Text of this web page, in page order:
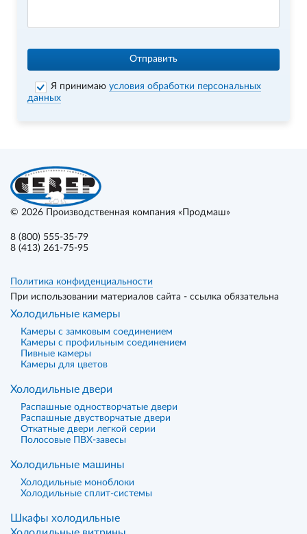
Отправить
Я принимаюусловия обработки персональных
данных
© 2026 Производственная компания «Продмаш»
8 (800) 555-35-79
8 (413) 261-75-95
Политика конфиденциальности
При использовании материалов сайта - ссылка обязательна
Холодильные камеры
Камеры с замковым соединением
Камеры с профильным соединением
Пивные камеры
Камеры для цветов
Холодильные двери
Распашные одностворчатые двери
Распашные двустворчатые двери
Откатные двери легкой серии
Полосовые ПВХ-завесы
Холодильные машины
Холодильные моноблоки
Холодильные сплит-системы
Шкафы холодильные